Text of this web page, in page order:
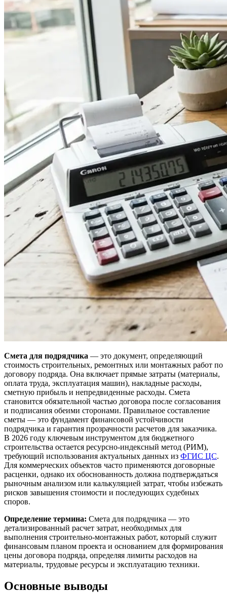
Смета для подрядчика — это документ, определяющий
стоимость строительных, ремонтных или монтажных работ по
договору подряда. Она включает прямые затраты (материалы,
оплата труда, эксплуатация машин), накладные расходы,
сметную прибыль и непредвиденные расходы. Смета
становится обязательной частью договора после согласования
и подписания обеими сторонами. Правильное составление
сметы — это фундамент финансовой устойчивости
подрядчика и гарантия прозрачности расчетов для заказчика.
В 2026 году ключевым инструментом для бюджетного
строительства остается ресурсно-индексный метод (РИМ),
требующий использования актуальных данных из ФГИС ЦС.
Для коммерческих объектов часто применяются договорные
расценки, однако их обоснованность должна подтверждаться
рыночным анализом или калькуляцией затрат, чтобы избежать
рисков завышения стоимости и последующих судебных
споров.
Определение термина: Смета для подрядчика — это
детализированный расчет затрат, необходимых для
выполнения строительно-монтажных работ, который служит
финансовым планом проекта и основанием для формирования
цены договора подряда, определяя лимиты расходов на
материалы, трудовые ресурсы и эксплуатацию техники.
Основные выводы